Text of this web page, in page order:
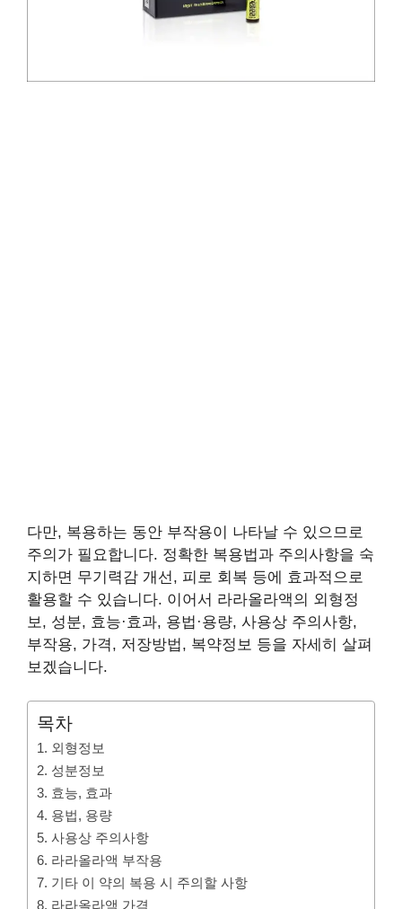
다만, 복용하는 동안 부작용이 나타날 수 있으므로
주의가 필요합니다. 정확한 복용법과 주의사항을 숙
지하면 무기력감 개선, 피로 회복 등에 효과적으로
활용할 수 있습니다. 이어서 라라올라액의 외형정
보, 성분, 효능·효과, 용법·용량, 사용상 주의사항,
부작용, 가격, 저장방법, 복약정보 등을 자세히 살펴
보겠습니다.
목차
1. 외형정보
2. 성분정보
3. 효능, 효과
4. 용법, 용량
5. 사용상 주의사항
6. 라라올라액 부작용
7. 기타 이 약의 복용 시 주의할 사항
8. 라라올라액 가격